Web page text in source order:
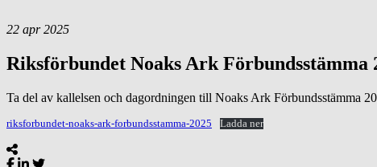
22 apr 2025
Riksförbundet Noaks Ark Förbundsstämma
Ta del av kallelsen och dagordningen till Noaks Ark Förbundsstämma
riksforbundet-noaks-ark-forbundsstamma-2025 Ladda ner